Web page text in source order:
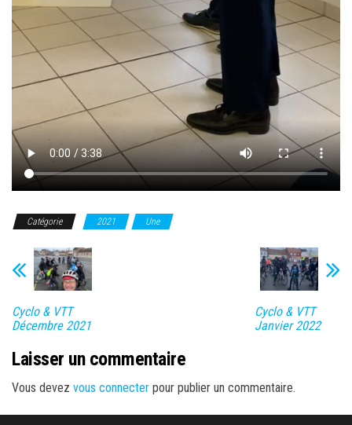
Catégorie 2021 Une
Cyclo & VTT
Décembre 2021
Cyclo & VTT
Janvier 2022
Laisser un commentaire
Vous devez vous connecter pour publier un commentaire.